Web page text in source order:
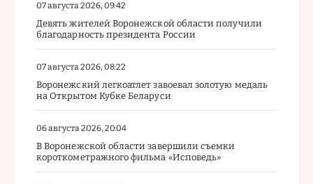
07 августа 2026, 09:42
Девять жителей Воронежской области получили
благодарность президента России
07 августа 2026, 08:22
Воронежский легкоатлет завоевал золотую медаль
на Открытом Кубке Беларуси
06 августа 2026, 20:04
В Воронежской области завершили съемки
короткометражного фильма «Исповедь»